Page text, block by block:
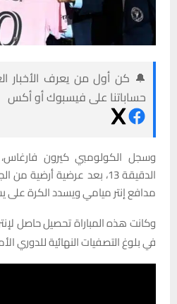
🔔 كن أول من يعرف الأخبار
حساباتنا على فيسبوك أو أكس
وسجل الكولومبي كيرون
الدقيقة 13، بعد عرضية
مدافع إنتر ميامي ويسدد الكرة على
وكانت هذه المباراة تحصيل حاصل
في بلوغ التصفيات النهائية للدوري